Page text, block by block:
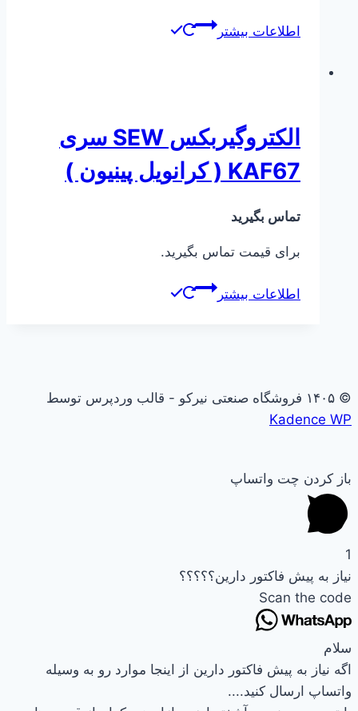
اطلاعات بیشتر
الکتروگیربکس SEW سری
KAF67 ( کرانویل پینیون )
تماس بگیرید
برای قیمت تماس بگیرید.
اطلاعات بیشتر
© ۱۴۰۵ فروشگاه صنعتی نیرکو - قالب وردپرس توسط
Kadence WP
باز کردن چت واتساپ
1
نیاز به پیش فاکتور دارین؟؟؟؟؟
Scan the code
سلام
اگه نیاز به پیش فاکتور دارین از اینجا موارد رو به وسیله
واتساپ ارسال کنید....